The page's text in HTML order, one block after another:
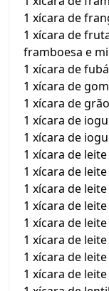
1 xícara de
1 xícara de
framboesa e
1 xícara de fubá
1 xícara de
1 xícara de
1 xícara de
1 xícara de
1 xícara de leite
1 xícara de
1 xícara de
1 xícara de
1 xícara de
1 xícara de
1 xícara de
1 xícara de